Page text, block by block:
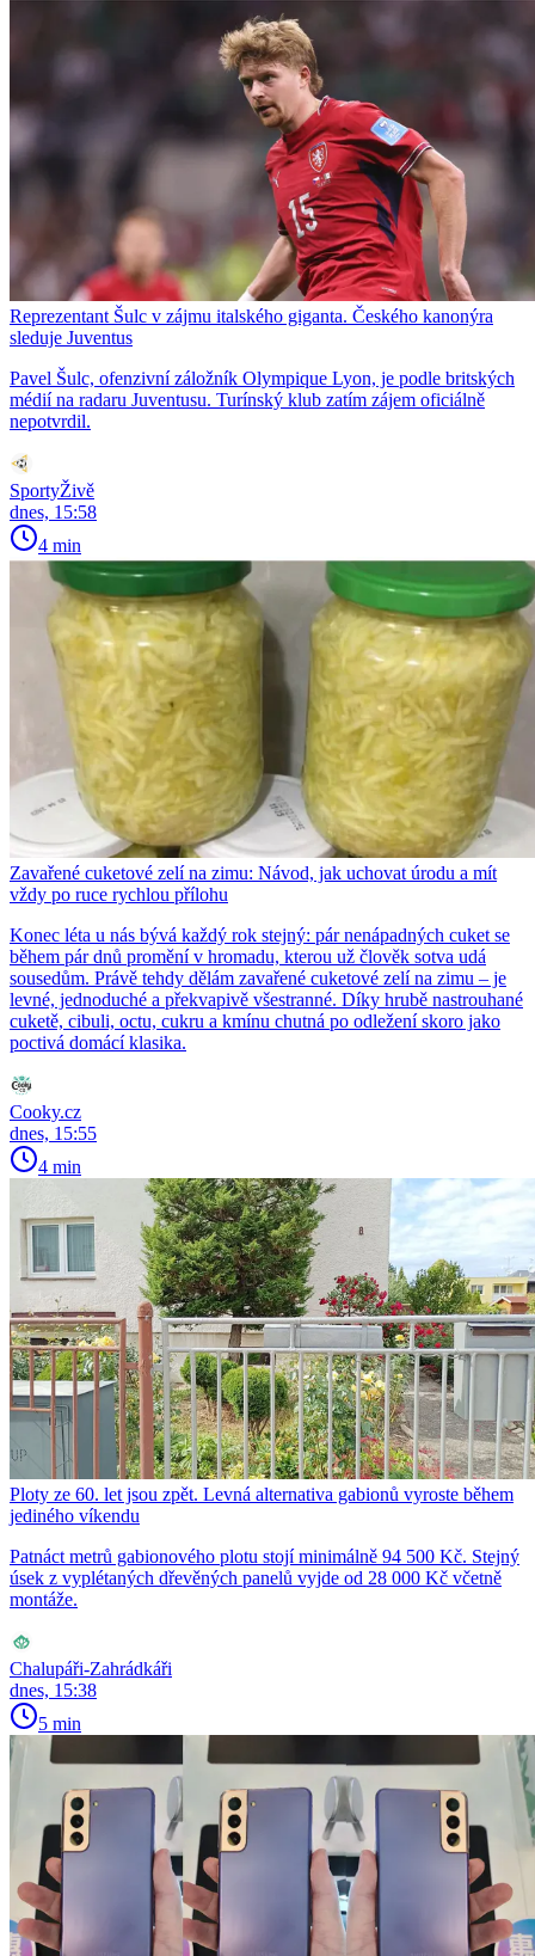
Reprezentant Šulc v zájmu italského giganta. Českého kanonýra
sleduje Juventus
Pavel Šulc, ofenzivní záložník Olympique Lyon, je podle britských
médií na radaru Juventusu. Turínský klub zatím zájem oficiálně
nepotvrdil.
SportyŽivě
dnes, 15:58
4 min
Zavařené cuketové zelí na zimu: Návod, jak uchovat úrodu a mít
vždy po ruce rychlou přílohu
Konec léta u nás bývá každý rok stejný: pár nenápadných cuket se
během pár dnů promění v hromadu, kterou už člověk sotva udá
sousedům. Právě tehdy dělám zavařené cuketové zelí na zimu – je
levné, jednoduché a překvapivě všestranné. Díky hrubě nastrouhané
cuketě, cibuli, octu, cukru a kmínu chutná po odležení skoro jako
poctivá domácí klasika.
Cooky.cz
dnes, 15:55
4 min
Ploty ze 60. let jsou zpět. Levná alternativa gabionů vyroste během
jediného víkendu
Patnáct metrů gabionového plotu stojí minimálně 94 500 Kč. Stejný
úsek z vyplétaných dřevěných panelů vyjde od 28 000 Kč včetně
montáže.
Chalupáři-Zahrádkáři
dnes, 15:38
5 min